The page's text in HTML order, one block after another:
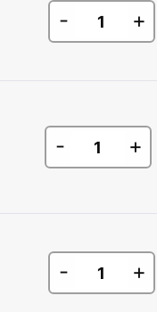
- +
- +
- +